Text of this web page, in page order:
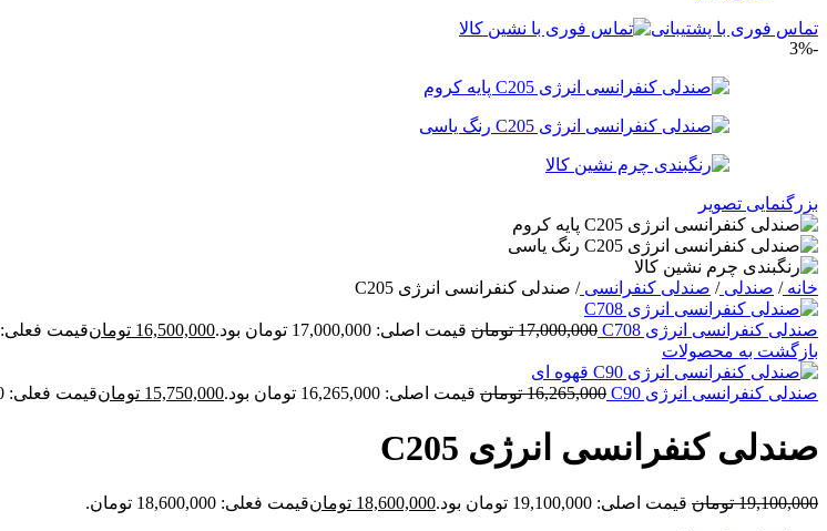
تماس فوری با پشتیبانی
-3%
بزرگنمایی تصویر
خانه/ صندلی/ صندلی کنفرانسی/ صندلی کنفرانسی انرژی C205
صندلی کنفرانسی انرژی C708 17,000,000 تومان قیمت اصلی: 17,000,000 تومان بود. 16,500,000 تومانقیمت فعلی: 16,500,000 تومان.
بازگشت به محصولات
صندلی کنفرانسی انرژی C90 16,265,000 تومان قیمت اصلی: 16,265,000 تومان بود. 15,750,000 تومانقیمت فعلی: 15,750,000 تومان.
صندلی کنفرانسی انرژی C205
19,100,000 تومان قیمت اصلی: 19,100,000 تومان بود. 18,600,000 تومانقیمت فعلی: 18,600,000 تومان.